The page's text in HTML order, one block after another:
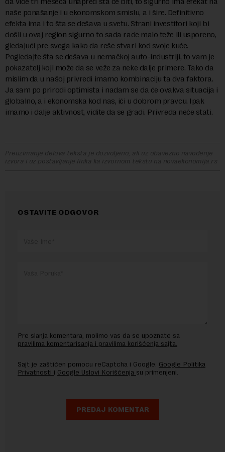
naše ponašanje i u ekonomskom smislu, a i šire. Definitivno
efekta ima i to šta se dešava u svetu. Strani investitori koji bi
došli u ovaj region sigurno to sada rade malo teže ili usporeno,
gledajući pre svega kako da reše stvari kod svoje kuće.
Pogledajte šta se dešava u nemačkoj auto-industriji, to vam je
pokazatelj koji može da se veže za neke dalje primere. Tako da
mislim da u našoj privredi imamo kombinaciju ta dva faktora.
Ja sam po prirodi optimista i nadam se da će ovakva situacija i
globalno, a i ekonomska kod nas, ići u dobrom pravcu. Ipak
imamo i dalje aktivnost, vidite da se gradi. Privreda neće stati.
Preuzimanje delova teksta je dozvoljeno, ali uz obavezno navođenje
izvora i uz postavljanje linka ka izvornom tekstu na novaekonomija.rs
OSTAVITE ODGOVOR
Pre slanja komentara, molimo vas da se upoznate sa
pravilima komentarisanja i pravilima korišćenja sajta.
Sajt je zaštićen pomocu reCaptcha i Google. Google Politika
Privatnosti i Google Uslovi Korišćenja su primenjeni.